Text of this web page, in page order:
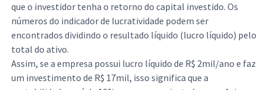
que o investidor tenha o retorno do capital investido. Os
números do indicador de lucratividade podem ser
encontrados dividindo o resultado líquido (lucro líquido) pelo
total do ativo.
Assim, se a empresa possui lucro líquido de R$ 2mil/ano e faz
um investimento de R$ 17mil, isso significa que a